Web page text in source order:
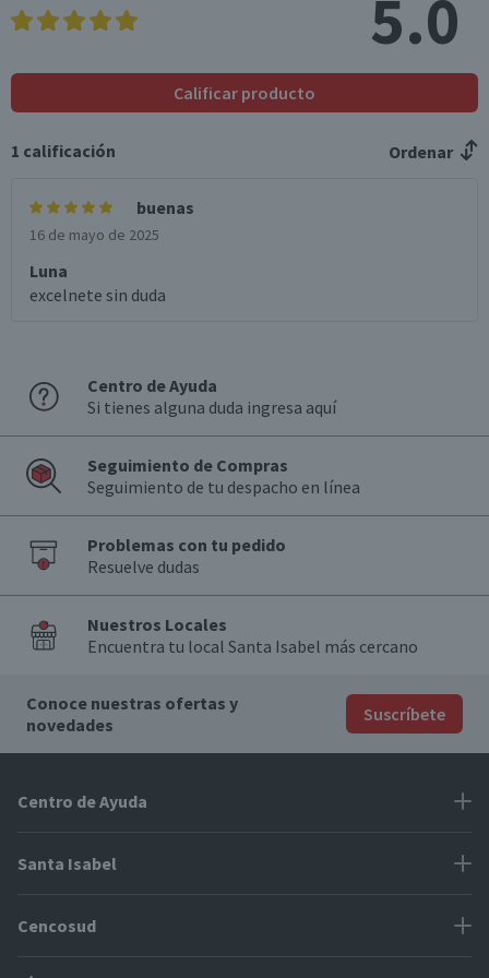
5.0
Calificar producto
1 calificación Ordenar
buenas
16 de mayo de 2025
Luna
excelnete sin duda
Centro de Ayuda
Si tienes alguna duda ingresa aquí
Seguimiento de Compras
Seguimiento de tu despacho en línea
Problemas con tu pedido
Resuelve dudas
Nuestros Locales
Encuentra tu local Santa Isabel más cercano
Conoce nuestras ofertas y
novedades
Suscríbete
Centro de Ayuda
Problemas con tu pedido
Cómo modificar mis datos
Santa Isabel
Proveedores
Cencosud